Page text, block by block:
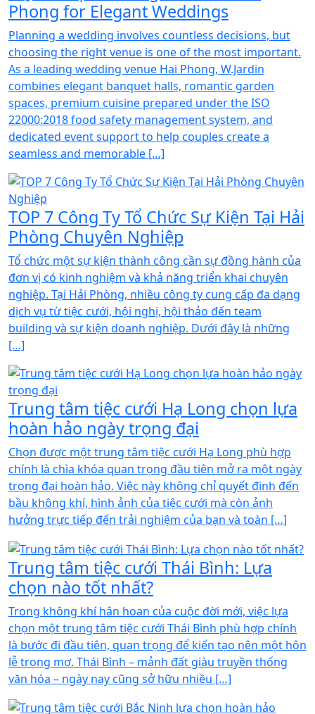
Phong for Elegant Weddings
Planning a wedding involves countless decisions, but
choosing the right venue is one of the most important.
As a leading wedding venue Hai Phong, W.Jardin
combines elegant banquet halls, romantic garden
spaces, premium cuisine prepared under the ISO
22000:2018 food safety management system, and
dedicated event support to help couples create a
seamless and memorable […]
TOP 7 Công Ty Tổ Chức Sự Kiện Tại Hải
Phòng Chuyên Nghiệp
Tổ chức một sự kiện thành công cần sự đồng hành của
đơn vị có kinh nghiệm và khả năng triển khai chuyên
nghiệp. Tại Hải Phòng, nhiều công ty cung cấp đa dạng
dịch vụ từ tiệc cưới, hội nghị, hội thảo đến team
building và sự kiện doanh nghiệp. Dưới đây là những
[…]
Trung tâm tiệc cưới Hạ Long chọn lựa
hoàn hảo ngày trọng đại
Chọn được một trung tâm tiệc cưới Hạ Long phù hợp
chính là chìa khóa quan trọng đầu tiên mở ra một ngày
trọng đại hoàn hảo. Việc này không chỉ quyết định đến
bầu không khí, hình ảnh của tiệc cưới mà còn ảnh
hưởng trực tiếp đến trải nghiệm của bạn và toàn […]
Trung tâm tiệc cưới Thái Bình: Lựa
chọn nào tốt nhất?
Trong không khí hân hoan của cuộc đời mới, việc lựa
chọn một trung tâm tiệc cưới Thái Bình phù hợp chính
là bước đi đầu tiên, quan trọng để kiến tạo nên một hôn
lễ trong mơ. Thái Bình – mảnh đất giàu truyền thống
văn hóa – ngày nay cũng sở hữu nhiều […]